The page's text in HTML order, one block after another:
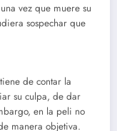
vez que muere su
sospechar que
de contar la
su culpa, de dar
en la peli no
manera objetiva.